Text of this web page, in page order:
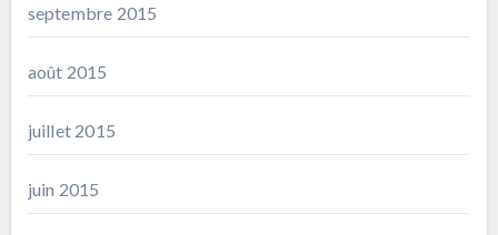
septembre 2015
août 2015
juillet 2015
juin 2015